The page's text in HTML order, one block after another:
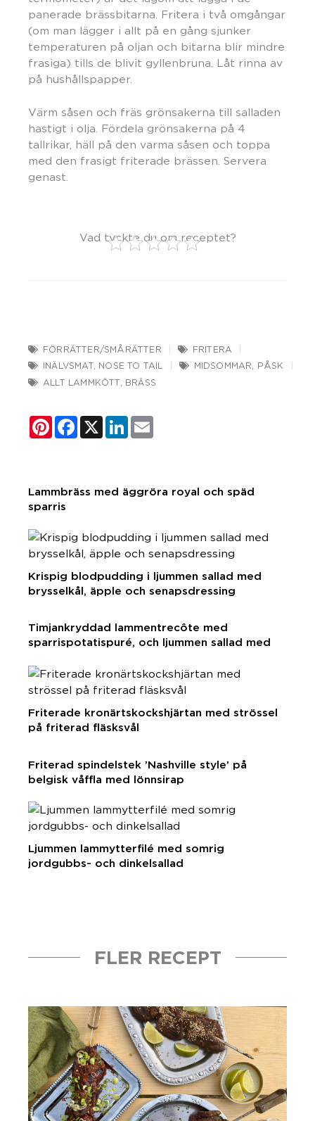
panerade brässbitarna. Fritera i två omgångar
(om man lägger i allt på en gång sjunker
temperaturen på oljan och bitarna blir mindre
frasiga) tills de blivit gyllenbruna. Låt rinna av
på hushållspapper.
Värm såsen och fräs grönsakerna till salladen
hastigt i olja. Fördela grönsakerna på 4
tallrikar, häll på den varma såsen och toppa
med den frasigt friterade brässen. Servera
genast.
Vad tyckte du om receptet?
FÖRRÄTTER/SMÅRÄTTER
FRITERA
INÄLVSMAT, NOSE TO TAIL MIDSOMMAR
PÅSK
ALLT LAMMKÖTT
BRÄSS
PinterestFacebook
X LinkedIn
Lammbräss med äggröra royal och späd
sparris
Krispig blodpudding i ljummen sallad med
brysselkål, äpple och senapsdressing
Timjankryddad lammentrecôte med
sparrispotatispuré, och ljummen sallad med
Friterade kronärtskockshjärtan med strössel
på friterad fläsksvål
Friterad spindelstek ’Nashville style’ på
belgisk våffla med lönnsirap
Ljummen lammytterfilé med somrig
jordgubbs- och dinkelsallad
FLER RECEPT